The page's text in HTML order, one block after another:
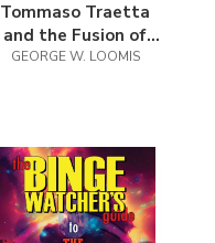
Tommaso Traetta
and the Fusion of
Italian and French
GEORGE W. LOOMIS